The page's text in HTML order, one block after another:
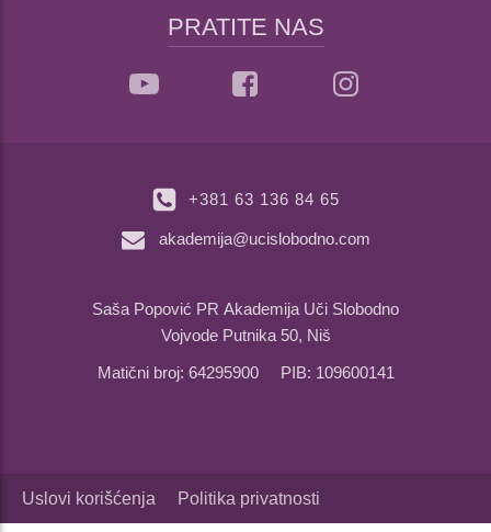
PRATITE NAS
+381 63 136 84 65
akademija@ucislobodno.com
Saša Popović PR Akademija Uči Slobodno
Vojvode Putnika 50, Niš
Matični broj: 64295900 PIB: 109600141
Uslovi korišćenja Politika privatnosti